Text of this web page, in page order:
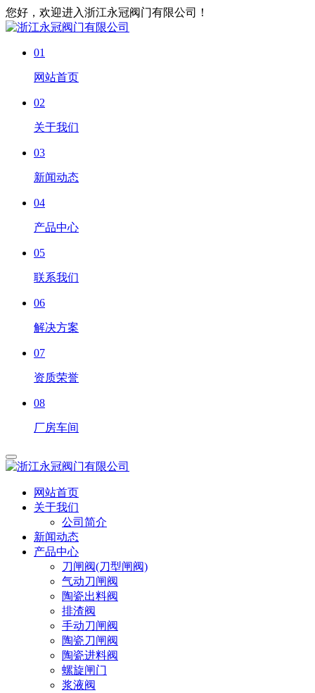
您好，欢迎进入浙江永冠阀门有限公司！
01
网站首页
02
关于我们
03
新闻动态
04
产品中心
05
联系我们
06
解决方案
07
资质荣誉
08
厂房车间
网站首页
关于我们
公司简介
新闻动态
产品中心
刀闸阀(刀型闸阀)
气动刀闸阀
陶瓷出料阀
排渣阀
手动刀闸阀
陶瓷刀闸阀
陶瓷进料阀
螺旋闸门
浆液阀